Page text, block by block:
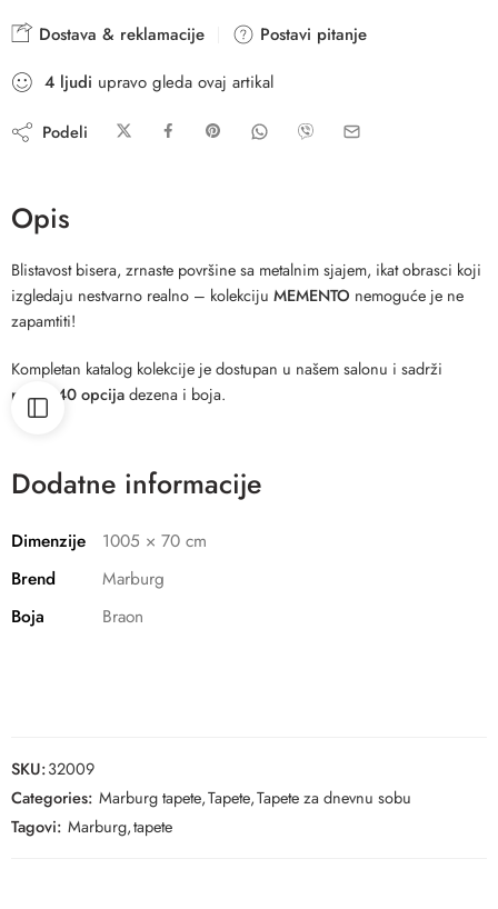
Dostava & reklamacije
Postavi pitanje
4 ljudi upravo gleda ovaj artikal
Podeli
Opis
Blistavost bisera, zrnaste površine sa metalnim sjajem, ikat obrasci koji
izgledaju nestvarno realno – kolekciju MEMENTO nemoguće je ne
zapamtiti!
Kompletan katalog kolekcije je dostupan u našem salonu i sadrži
preko 40 opcijadezena i boja.
Dodatne informacije
Dimenzije
1005 × 70 cm
Brend
Marburg
Boja
Braon
SKU:32009
Categories: Marburg tapete,Tapete,Tapete za dnevnu sobu
Tagovi: Marburg,tapete